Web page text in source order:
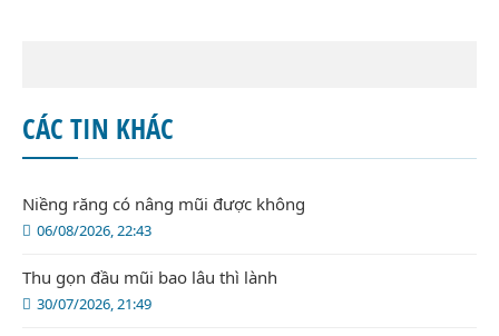
CÁC TIN KHÁC
06/08/2026, 22:43
Niềng răng có nâng mũi được không
30/07/2026, 21:49
Thu gọn đầu mũi bao lâu thì lành